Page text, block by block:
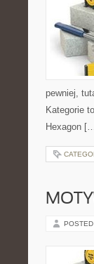
pewniej,
Kategorie
Hexagon